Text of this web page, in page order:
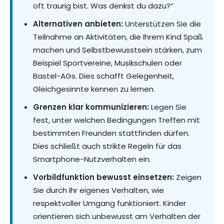
oft traurig bist. Was denkst du dazu?“
Alternativen anbieten:Unterstützen Sie die
Teilnahme an Aktivitäten, die Ihrem Kind Spaß
machen und Selbstbewusstsein stärken, zum
Beispiel Sportvereine, Musikschulen oder
Bastel-AGs. Dies schafft Gelegenheit,
Gleichgesinnte kennen zu lernen.
Grenzen klar kommunizieren:Legen Sie
fest, unter welchen Bedingungen Treffen mit
bestimmten Freunden stattfinden dürfen.
Dies schließt auch strikte Regeln für das
Smartphone-Nutzverhalten ein.
Vorbildfunktion bewusst einsetzen: Zeigen
Sie durch Ihr eigenes Verhalten, wie
respektvoller Umgang funktioniert. Kinder
orientieren sich unbewusst am Verhalten der